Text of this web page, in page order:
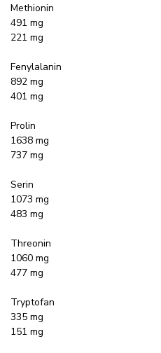
Methionin
491 mg
221 mg
Fenylalanin
892 mg
401 mg
Prolin
1638 mg
737 mg
Serin
1073 mg
483 mg
Threonin
1060 mg
477 mg
Tryptofan
335 mg
151 mg